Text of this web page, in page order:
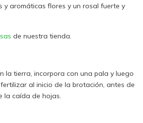
y aromáticas flores y un rosal fuerte y
de nuestra tienda.
la tierra, incorpora con una pala y luego
al inicio de la brotación, antes de
la caída de hojas.